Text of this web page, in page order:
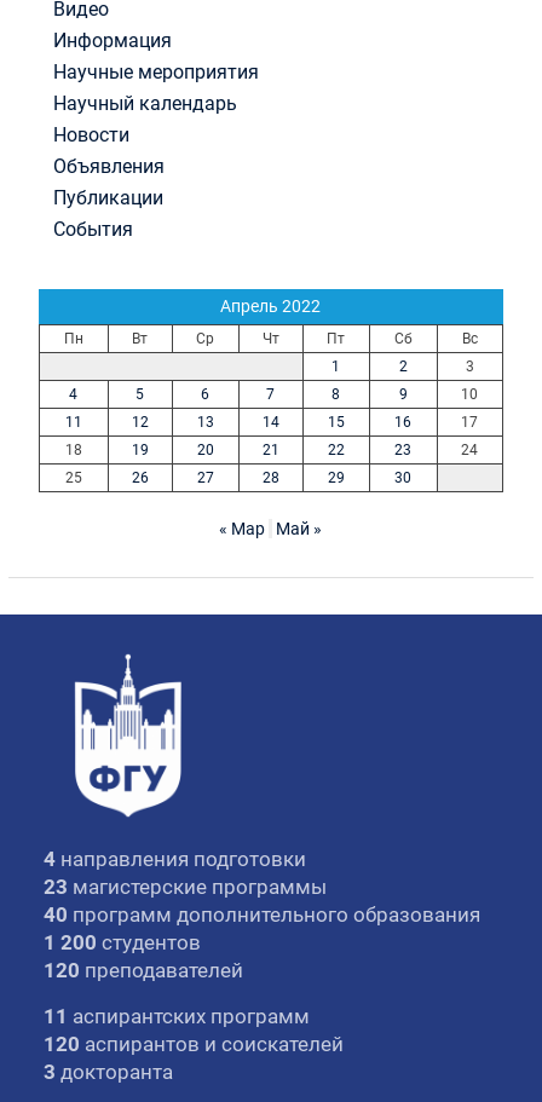
Видео
Информация
Научные мероприятия
Научный календарь
Новости
Объявления
Публикации
События
Апрель 2022
Пн Вт Ср Чт Пт Сб
Вс
1
2
3
4
5 6 7 8 9
10
11
12 13 14 15 16
17
18
19 20 21 22 23
24
25
26 27 28 29 30
« Мар Май »
4 направления подготовки
23 магистерские программы
40 программ дополнительного образования
1 200 студентов
120 преподавателей
11 аспирантских программ
120 аспирантов и соискателей
3 докторанта